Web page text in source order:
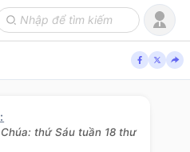
:
thứ Sáu tuần 18 thư